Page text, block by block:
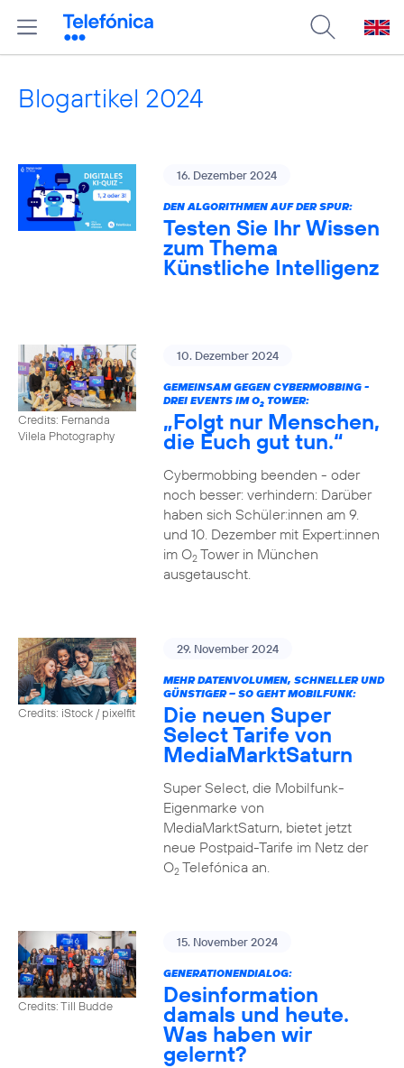
Blogartikel 2024
16. Dezember 2024
DEN ALGORITHMEN AUF DER SPUR:
Testen Sie Ihr Wissen
zum Thema
Künstliche Intelligenz
Credits: Fernanda
Vilela Photography
10. Dezember 2024
GEMEINSAM GEGEN CYBERMOBBING -
DREI EVENTS IM O2TOWER:
„Folgt nur Menschen,
die Euch gut tun.“
Cybermobbing beenden - oder
noch besser: verhindern: Darüber
haben sich Schüler:innen am 9.
und 10. Dezember mit Expert:innen
im O2Tower in München
ausgetauscht.
Credits: iStock / pixelfit
29. November 2024
MEHR DATENVOLUMEN, SCHNELLER UND
GÜNSTIGER – SO GEHT MOBILFUNK:
Die neuen Super
Select Tarife von
MediaMarktSaturn
Super Select, die Mobilfunk-
Eigenmarke von
MediaMarktSaturn, bietet jetzt
neue Postpaid-Tarife im Netz der
O2Telefónica an.
Credits: Till Budde
15. November 2024
GENERATIONENDIALOG:
Desinformation
damals und heute.
Was haben wir
gelernt?